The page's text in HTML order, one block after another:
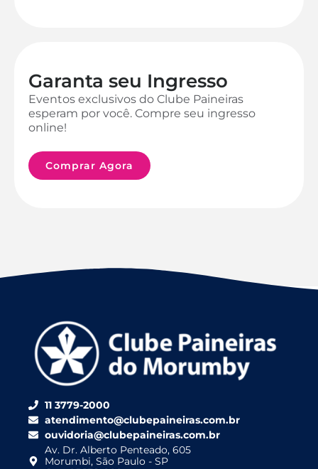
Garanta seu Ingresso
Eventos exclusivos do Clube Paineiras
esperam por você. Compre seu ingresso
online!
Comprar Agora
11 3779-2000
atendimento@clubepaineiras.com.br
ouvidoria@clubepaineiras.com.br
Av. Dr. Alberto Penteado, 605
Morumbi, São Paulo - SP